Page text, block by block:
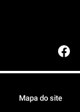
Mapa do site